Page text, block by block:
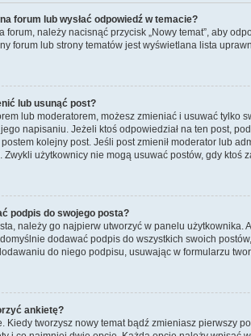
forum lub wysłać odpowiedź w temacie?
forum, należy nacisnąć przycisk „Nowy temat”, aby
forum lub strony tematów jest wyświetlana lista
lub usunąć post?
lub moderatorem, możesz zmieniać i usuwać tylko
napisaniu. Jeżeli ktoś odpowiedział na ten post,
kolejny post. Jeśli post zmienił moderator lub
użytkownicy nie mogą usuwać postów, gdy ktoś
podpis do swojego posta?
należy go najpierw utworzyć w panelu użytkownika.
dodawać podpis do wszystkich swoich
do niego podpisu, usuwając w formularzu
ankietę?
Kiedy tworzysz nowy temat bądź zmieniasz pierwszy